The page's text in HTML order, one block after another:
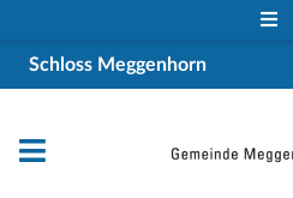
Schloss Meggenhorn